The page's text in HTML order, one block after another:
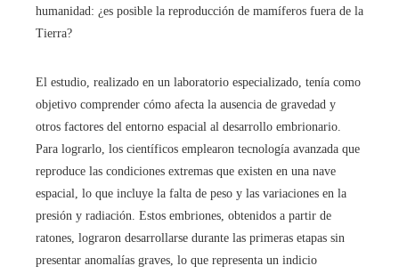
humanidad: ¿es posible la reproducción de mamíferos fuera de la
Tierra?
El estudio, realizado en un laboratorio especializado, tenía como
objetivo comprender cómo afecta la ausencia de gravedad y
otros factores del entorno espacial al desarrollo embrionario.
Para lograrlo, los científicos emplearon tecnología avanzada que
reproduce las condiciones extremas que existen en una nave
espacial, lo que incluye la falta de peso y las variaciones en la
presión y radiación. Estos embriones, obtenidos a partir de
ratones, lograron desarrollarse durante las primeras etapas sin
presentar anomalías graves, lo que representa un indicio